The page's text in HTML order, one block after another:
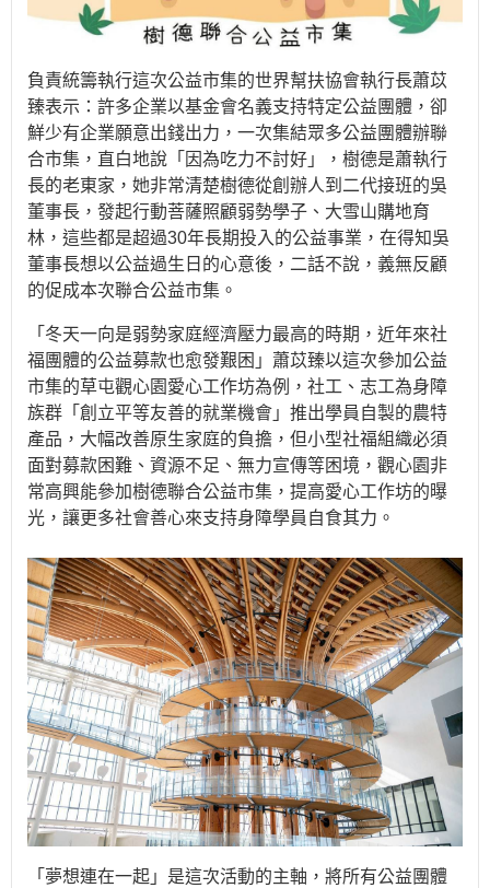
負責統籌執行這次公益市集的世界幫扶協會執行長蕭苡
臻表示：許多企業以基金會名義支持特定公益團體，卻
鮮少有企業願意出錢出力，一次集結眾多公益團體辦聯
合市集，直白地說「因為吃力不討好」，樹德是蕭執行
長的老東家，她非常清楚樹德從創辦人到二代接班的吳
董事長，發起行動菩薩照顧弱勢學子、大雪山購地育
林，這些都是超過30年長期投入的公益事業，在得知吳
董事長想以公益過生日的心意後，二話不說，義無反顧
的促成本次聯合公益市集。
「冬天一向是弱勢家庭經濟壓力最高的時期，近年來社
福團體的公益募款也愈發艱困」蕭苡臻以這次參加公益
市集的草屯觀心園愛心工作坊為例，社工、志工為身障
族群「創立平等友善的就業機會」推出學員自製的農特
產品，大幅改善原生家庭的負擔，但小型社福組織必須
面對募款困難、資源不足、無力宣傳等困境，觀心園非
常高興能參加樹德聯合公益市集，提高愛心工作坊的曝
光，讓更多社會善心來支持身障學員自食其力。
「夢想連在一起」是這次活動的主軸，將所有公益團體